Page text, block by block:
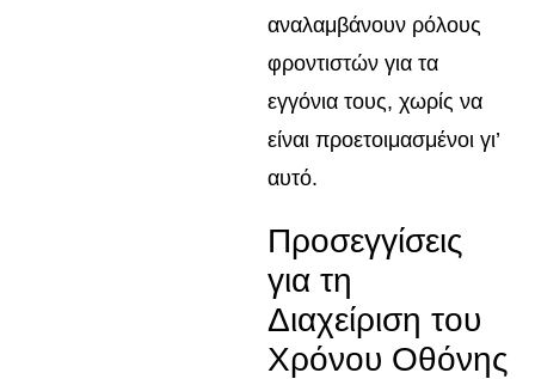
αναλαμβάνουν ρόλους
φροντιστών για τα
εγγόνια τους, χωρίς να
είναι προετοιμασμένοι γι’
αυτό.
Προσεγγίσεις
για τη
Διαχείριση του
Χρόνου Οθόνης